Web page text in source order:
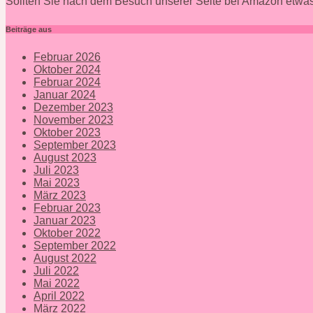
Beiträge aus
Februar 2026
Oktober 2024
Februar 2024
Januar 2024
Dezember 2023
November 2023
Oktober 2023
September 2023
August 2023
Juli 2023
Mai 2023
März 2023
Februar 2023
Januar 2023
Oktober 2022
September 2022
August 2022
Juli 2022
Mai 2022
April 2022
März 2022